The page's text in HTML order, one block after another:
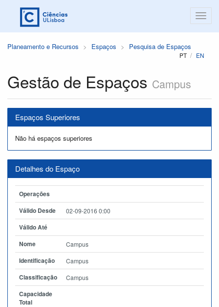
Planeamento e Recursos Espaços Pesquisa de Espaços
PT EN
Gestão de Espaços Campus
Espaços Superiores
Não há espaços superiores
Detalhes do Espaço
Operações
Válido Desde
02-09-2016 0:00
Válido Até
Nome
Campus
Identificação Campus
Classificação Campus
Capacidade
Total